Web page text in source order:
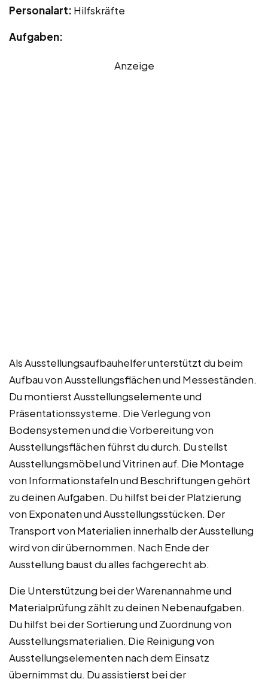
Personalart: Hilfskräfte
Aufgaben:
Anzeige
Als Ausstellungsaufbauhelfer unterstützt du beim
Aufbau von Ausstellungsflächen und Messeständen.
Du montierst Ausstellungselemente und
Präsentationssysteme. Die Verlegung von
Bodensystemen und die Vorbereitung von
Ausstellungsflächen führst du durch. Du stellst
Ausstellungsmöbel und Vitrinen auf. Die Montage
von Informationstafeln und Beschriftungen gehört
zu deinen Aufgaben. Du hilfst bei der Platzierung
von Exponaten und Ausstellungsstücken. Der
Transport von Materialien innerhalb der Ausstellung
wird von dir übernommen. Nach Ende der
Ausstellung baust du alles fachgerecht ab.
Die Unterstützung bei der Warenannahme und
Materialprüfung zählt zu deinen Nebenaufgaben.
Du hilfst bei der Sortierung und Zuordnung von
Ausstellungsmaterialien. Die Reinigung von
Ausstellungselementen nach dem Einsatz
übernimmst du. Du assistierst bei der